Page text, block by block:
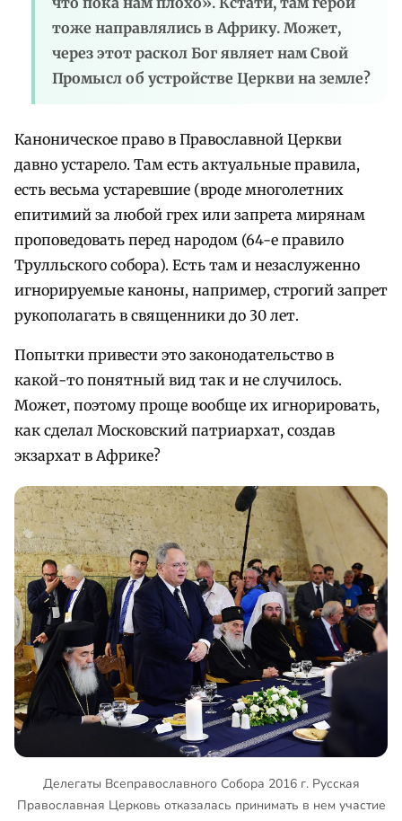
тоже направлялись в Африку. Может,
через этот раскол Бог являет нам Свой
Промысл об устройстве Церкви на земле?
Каноническое право в Православной Церкви
давно устарело. Там есть актуальные правила,
есть весьма устаревшие (вроде многолетних
епитимий за любой грех или запрета мирянам
проповедовать перед народом (64-е правило
Трулльского собора). Есть там и незаслуженно
игнорируемые каноны, например, строгий запрет
рукополагать в священники до 30 лет.
Попытки привести это законодательство в
какой-то понятный вид так и не случилось.
Может, поэтому проще вообще их игнорировать,
как сделал Московский патриархат, создав
экзархат в Африке?
Делегаты Всеправославного Собора 2016 г. Русская
Православная Церковь отказалась принимать в нем участие